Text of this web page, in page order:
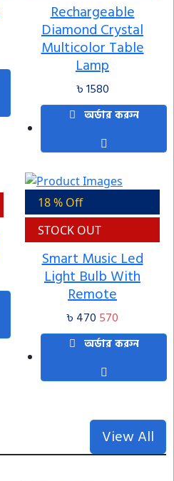
Rechargeable
Diamond Crystal
Multicolor Table
Lamp
৳ 1580
অর্ডার করুন
18 % Off
STOCK OUT
Smart Music Led
Light Bulb With
Remote
৳ 470 570
অর্ডার করুন
View All